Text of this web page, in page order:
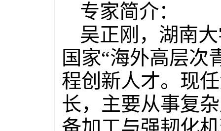
专家简介：
吴正刚，湖南
国家“海外高层次
程创新人才。现
长，主要从事复